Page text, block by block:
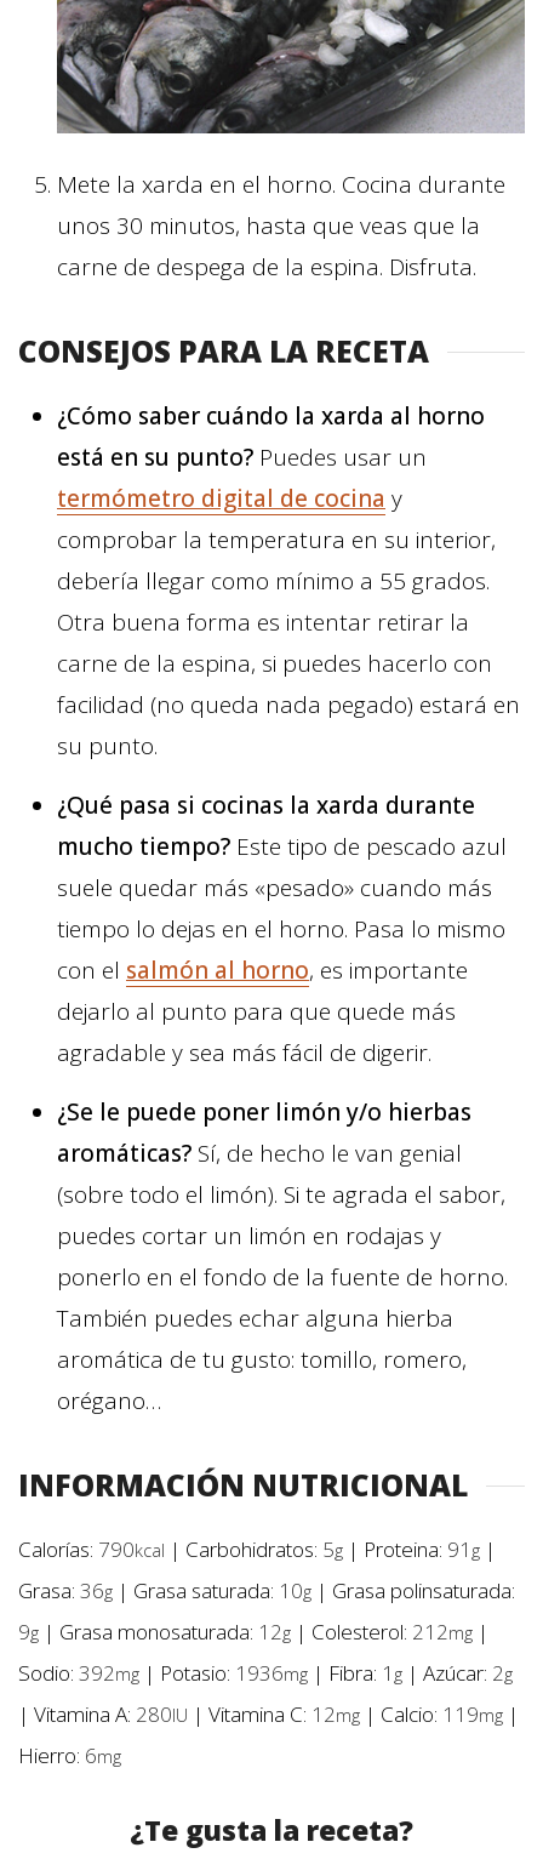
Mete la xarda en el horno. Cocina durante
unos 30 minutos, hasta que veas que la
carne de despega de la espina. Disfruta.
CONSEJOS PARA LA RECETA
¿Cómo saber cuándo la xarda al horno
está en su punto? Puedes usar un
termómetro digital de cocina y
comprobar la temperatura en su interior,
debería llegar como mínimo a 55 grados.
Otra buena forma es intentar retirar la
carne de la espina, si puedes hacerlo con
facilidad (no queda nada pegado) estará en
su punto.
¿Qué pasa si cocinas la xarda durante
mucho tiempo? Este tipo de pescado azul
suele quedar más «pesado» cuando más
tiempo lo dejas en el horno. Pasa lo mismo
con el salmón al horno, es importante
dejarlo al punto para que quede más
agradable y sea más fácil de digerir.
¿Se le puede poner limón y/o hierbas
aromáticas? Sí, de hecho le van genial
(sobre todo el limón). Si te agrada el sabor,
puedes cortar un limón en rodajas y
ponerlo en el fondo de la fuente de horno.
También puedes echar alguna hierba
aromática de tu gusto: tomillo, romero,
orégano…
INFORMACIÓN NUTRICIONAL
Calorías: 790kcal | Carbohidratos: 5g | Proteina: 91 g |
Grasa: 36g | Grasa saturada: 10g | Grasa polinsaturada:
9g | Grasa monosaturada: 12g | Colesterol: 212mg |
Sodio: 392mg | Potasio: 1936mg | Fibra: 1 g | Azúcar: 2g
| Vitamina A: 280IU | Vitamina C: 12mg | Calcio: 119mg |
Hierro: 6mg
¿Te gusta la receta?